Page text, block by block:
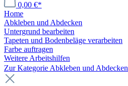
0,00 €*
Home
Abkleben und Abdecken
Untergrund bearbeiten
Tapeten und Bodenbeläge verarbeiten
Farbe auftragen
Weitere Arbeitshilfen
Zur Kategorie Abkleben und Abdecken